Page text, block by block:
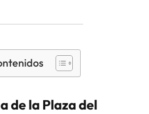
de la Plaza del